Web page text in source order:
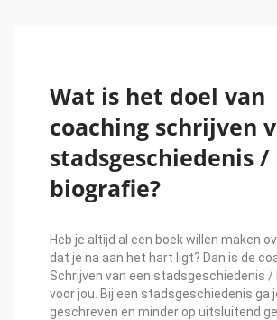
Wat is het doel van
coaching schrijven
stadsgeschiedenis /
biografie?
Heb je altijd al een boek willen maken
dat je na aan het hart ligt? Dan is de
Schrijven van een stadsgeschiedenis
voor jou. Bij een stadsgeschiedenis ga
geschreven en minder op uitsluitend